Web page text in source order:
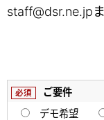
staff@dsr.ne.jp
必須
ご要件
デモ希望